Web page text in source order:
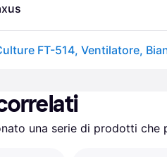
FT-514, Ventilatore,
una serie di prodotti che